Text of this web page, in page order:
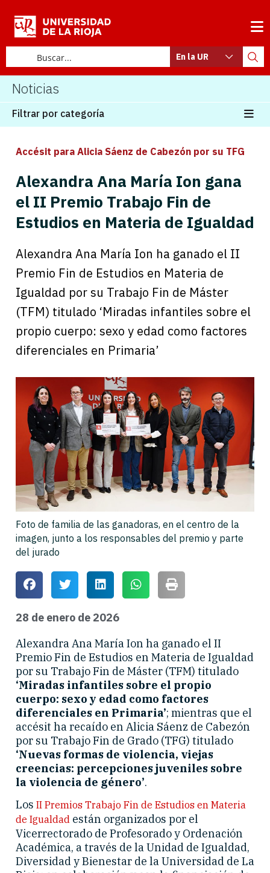
En la UR
Noticias
Filtrar por categoría
Accésit para Alicia Sáenz de Cabezón por su TFG
Alexandra Ana María Ion gana
el II Premio Trabajo Fin de
Estudios en Materia de Igualdad
Alexandra Ana María Ion ha ganado el II
Premio Fin de Estudios en Materia de
Igualdad por su Trabajo Fin de Máster
(TFM) titulado ‘Miradas infantiles sobre el
propio cuerpo: sexo y edad como factores
diferenciales en Primaria’
Foto de familia de las ganadoras, en el centro de la
imagen, junto a los responsables del premio y parte
del jurado
28 de enero de 2026
Alexandra Ana María Ion ha ganado el II
Premio Fin de Estudios en Materia de Igualdad
por su Trabajo Fin de Máster (TFM) titulado
‘Miradas infantiles sobre el propio
cuerpo: sexo y edad como factores
diferenciales en Primaria’; mientras que el
accésit ha recaído en Alicia Sáenz de Cabezón
por su Trabajo Fin de Grado (TFG) titulado
‘Nuevas formas de violencia, viejas
creencias: percepciones juveniles sobre
la violencia de género’.
Los II Premios Trabajo Fin de Estudios en Materia
de Igualdad están organizados por el
Vicerrectorado de Profesorado y Ordenación
Académica, a través de la Unidad de Igualdad,
Diversidad y Bienestar de la Universidad de La